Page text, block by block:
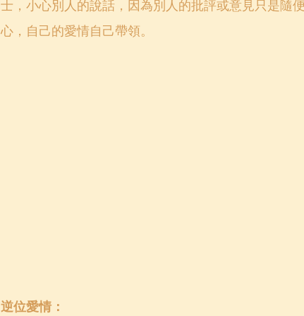
士，小心別人的說話，因為別人的批評或意見只是隨
心，自己的愛情自己帶領。
逆位愛情：